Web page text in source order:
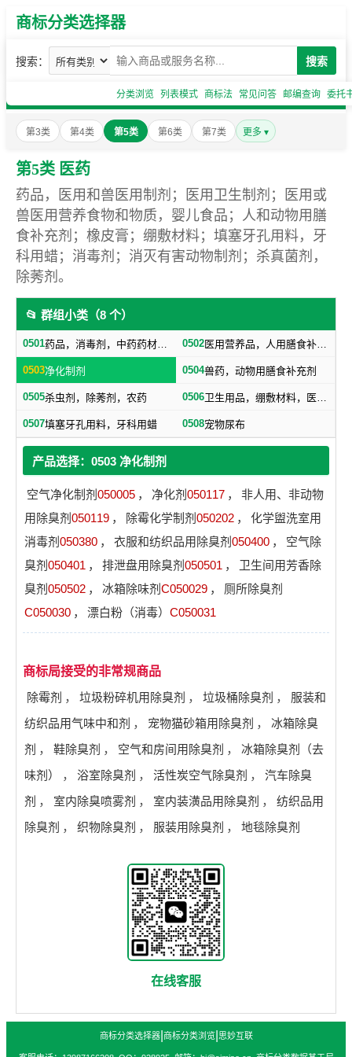
商标分类选择器
搜索： 搜索
分类浏览 列表模式 商标法 常见问答 邮编查询 委托
第3类 第4类 第5类 第6类 第7类 更多 ▾
第5类 医药
药品，医用和兽医用制剂；医用卫生制剂；医用或
兽医用营养食物和物质，婴儿食品；人和动物用膳
食补充剂；橡皮膏；绷敷材料；填塞牙孔用料，牙
科用蜡；消毒剂；消灭有害动物制剂；杀真菌剂，
除莠剂。
📂 群组小类（8 个）
0501 药品，消毒剂，中药药材，药酒 0502 医用营养品，人用膳食补充剂，婴儿食品
0503净化制剂 0504兽药，动物用膳食补充剂
0505杀虫剂，除莠剂，农药 0506 卫生用品，绷敷材料，医用保健袋
0507填塞牙孔用料，牙科用蜡 0508宠物尿布
产品选择：0503 净化制剂
空气净化制剂 050005 ， 净化剂 050117 ，
非人用、非动物
用除臭剂 050119 ， 除霉化学制剂 050202 ，
化学盥洗室用
消毒剂 050380 ， 衣服和纺织品用除臭剂 050400 ，
空气除
臭剂 050401 ， 排泄盘用除臭剂 050501 ，
卫生间用芳香除
臭剂 050502 ， 冰箱除味剂 C050029 ，
厕所除臭剂
C050030 ， 漂白粉（消毒） C050031
商标局接受的非常规商品
除霉剂 ， 垃圾粉碎机用除臭剂 ， 垃圾桶除臭剂 ，
服装和
纺织品用气味中和剂 ， 宠物猫砂箱用除臭剂 ，
冰箱除臭
剂 ， 鞋除臭剂 ， 空气和房间用除臭剂 ，
冰箱除臭剂（去
味剂）
， 浴室除臭剂 ， 活性炭空气除臭剂 ，
汽车除臭
剂 ， 室内除臭喷雾剂 ， 室内装潢品用除臭剂 ，
纺织品用
除臭剂 ， 织物除臭剂 ， 服装用除臭剂 ， 地毯除臭剂
在线客服
商标分类选择器| 商标分类浏览| 思妙互联